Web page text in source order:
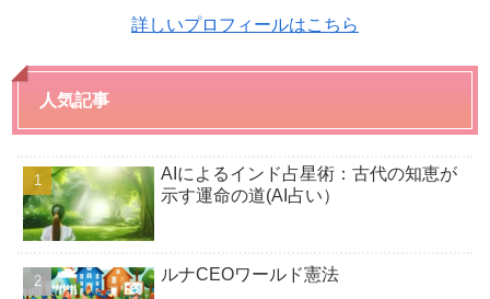
詳しいプロフィールはこちら
人気記事
AIによるインド占星術：古代の知恵が
示す運命の道(AI占い）
ルナCEOワールド憲法